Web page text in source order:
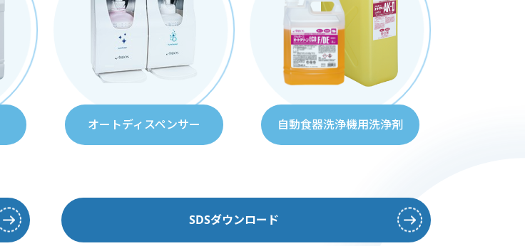
オートディスペンサー 自動食器洗浄機用洗浄剤
SDSダウンロード